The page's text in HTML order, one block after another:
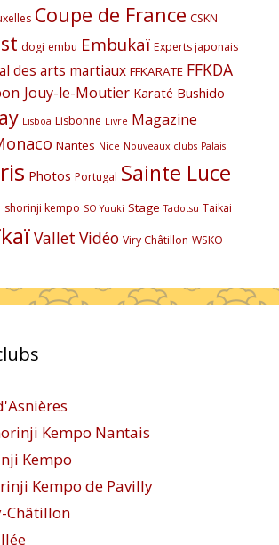
Coupe de France CSKN
dogi embu Embukaï Experts japonais
des arts martiaux FFKARATE FFKDA
Jouy-le-Moutier Karaté Bushido
Lisboa Lisbonne Livre Magazine
Nantes Nice Nouveaux clubs Palais
Photos Portugal Sainte Luce
shorinji kempo SO Yuuki Stage Tadotsu Taikai
Vallet Vidéo Viry Châtillon WSKO
Kempo Nantais
Kempo
Kempo de Pavilly
Châtillon